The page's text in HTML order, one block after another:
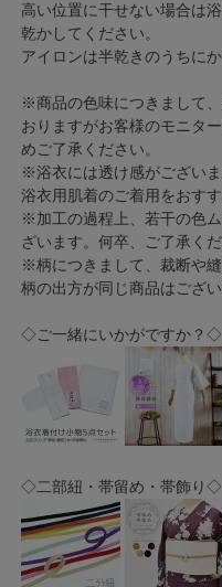
高い位置に干せない場合は
乾かしてください。
アイロンは半乾きのうちに
※商品の色味につきまして
おりますがお客様のモニタ
めご了承ください。
※浴衣には透け感がござい
浴衣用肌着のご着用をおすす
※加工の過程上、若干の色
ざいます。何卒、ご了承くだ
※柄につきまして、裁断や
柄の出方が同じ商品はござ
◇ご一緒にいかがですか？◇
◇二部紐・帯留め・帯飾り◇